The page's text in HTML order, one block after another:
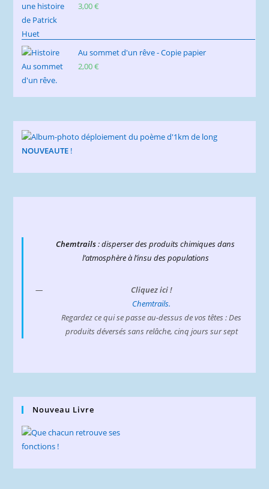
3,00€
Au sommet d'un rêve - Copie papier
2,00€
NOUVEAUTE !
Chemtrails: disperser des produits chimiques dans
l’atmosphère à l’insu des populations
Cliquez ici !
Chemtrails.
Regardez ce qui se passe au-dessus de vos têtes : Des
produits déversés sans relâche, cinq jours sur sept
Nouveau Livre